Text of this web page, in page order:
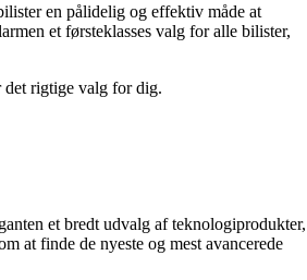
en pålidelig og effektiv måde at
et førsteklasses valg for alle bilister,
det rigtige valg for dig.
et bredt udvalg af teknologiprodukter,
at finde de nyeste og mest avancerede